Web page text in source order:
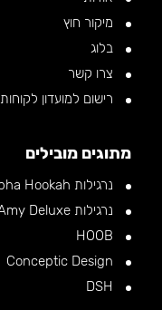
מיקור חוץ
בלוג
צרו קשר
רישום למועדון לקוחות
מתוגים מובילים
נרגילות Alpha Hookah
נרגילות Amy Deluxe